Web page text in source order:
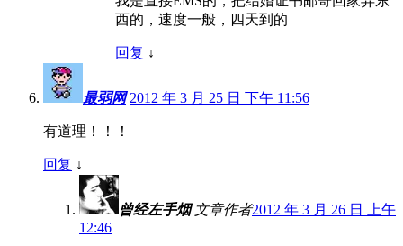
西的，速度一般，四天到的
回复 ↓
最弱网 2012 年 3 月 25 日 下午 11:56
有道理！！！
回复 ↓
曾经左手烟 文章作者2012 年 3 月 26 日 上午
12:46